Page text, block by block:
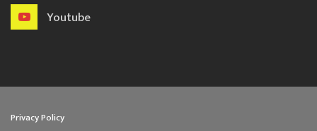
Youtube
Privacy Policy